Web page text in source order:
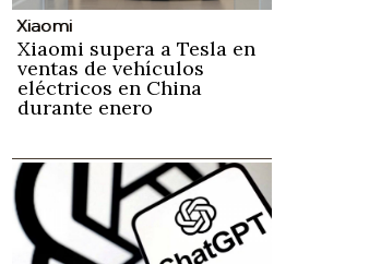
Xiaomi
Xiaomi supera a Tesla en
ventas de vehículos
eléctricos en China
durante enero